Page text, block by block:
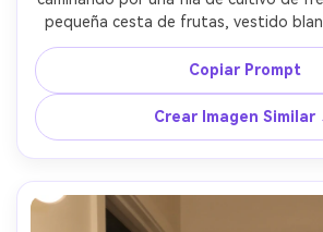
pequeña cesta de frutas, vestido
cinturón de cinta roja, brisa suave
veraniega difusa, leve flare de lente,
Z8, 85mm f/1.8, ángulo bajo para
verdes vibrantes y rojos de fresa,
gradación de color de calidad de
Copiar Prompt
Crear Imagen Similar